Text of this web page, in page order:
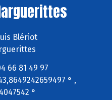
Blériot
66 81 49 97
° ,
°